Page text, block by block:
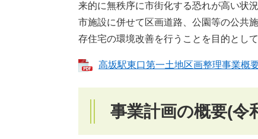
来的に無秩序に市街化する恐れが高い状
市施設に併せて区画道路、公園等の公共
存住宅の環境改善を行うことを目的として
高坂駅東口第一土地区画整理事業概
事業計画の概要(令